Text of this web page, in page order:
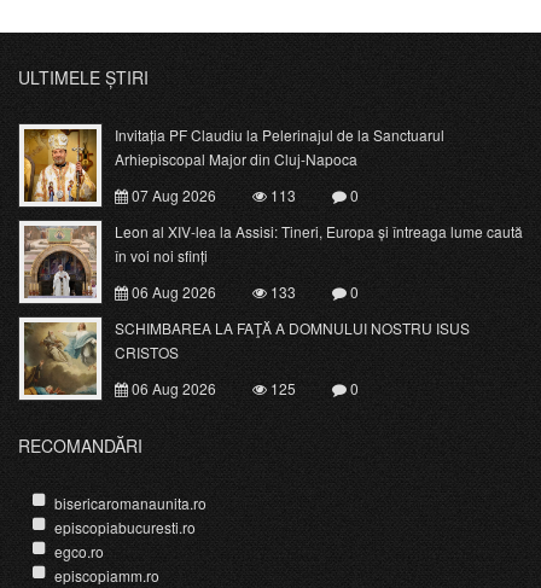
ULTIMELE ȘTIRI
Invitația PF Claudiu la Pelerinajul de la Sanctuarul
Arhiepiscopal Major din Cluj-Napoca
07 Aug 2026
113
0
Leon al XIV-lea la Assisi: Tineri, Europa și întreaga lume caută
în voi noi sfinți
06 Aug 2026
133
0
SCHIMBAREA LA FAŢĂ A DOMNULUI NOSTRU ISUS
CRISTOS
06 Aug 2026
125 0
RECOMANDĂRI
bisericaromanaunita.ro
episcopiabucuresti.ro
egco.ro
episcopiamm.ro